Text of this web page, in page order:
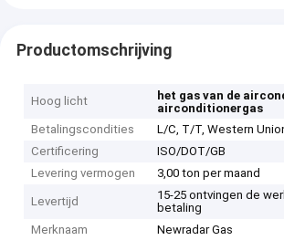
Productomschrijving
Hoog licht het gas van de
airconditionergas
Betalingscondities
L/C, T/T, Western
Certificering
ISO/DOT/GB
Levering vermogen
3,00 ton per maand
Levertijd
15-25 ontvingen de
betaling
Merknaam
Newradar Gas